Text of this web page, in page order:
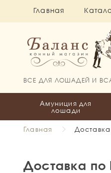
Главная
ВСЕ ДЛЯ ЛОШАДЕЙ И
Амуниция для
лошади
Главная
Доставка по